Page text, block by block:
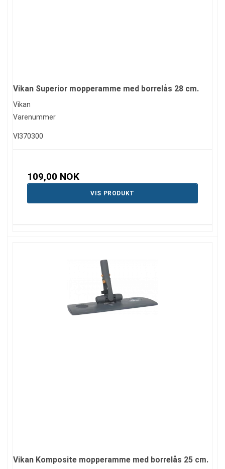
Vikan Superior mopperamme med borrelås 28 cm.
Vikan
Varenummer
VI370300
109,00 NOK
VIS PRODUKT
Vikan Komposite mopperamme med borrelås 25 cm.